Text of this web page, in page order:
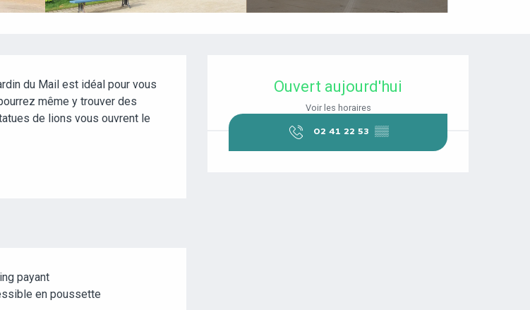
Ouvert aujourd'hui
Voir les horaires
02 41 22 53 ▒▒
du Mail est idéal pour vous
même y trouver des
de lions vous ouvrent le
payant
en poussette